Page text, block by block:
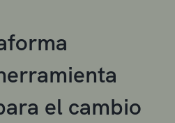
el cambio